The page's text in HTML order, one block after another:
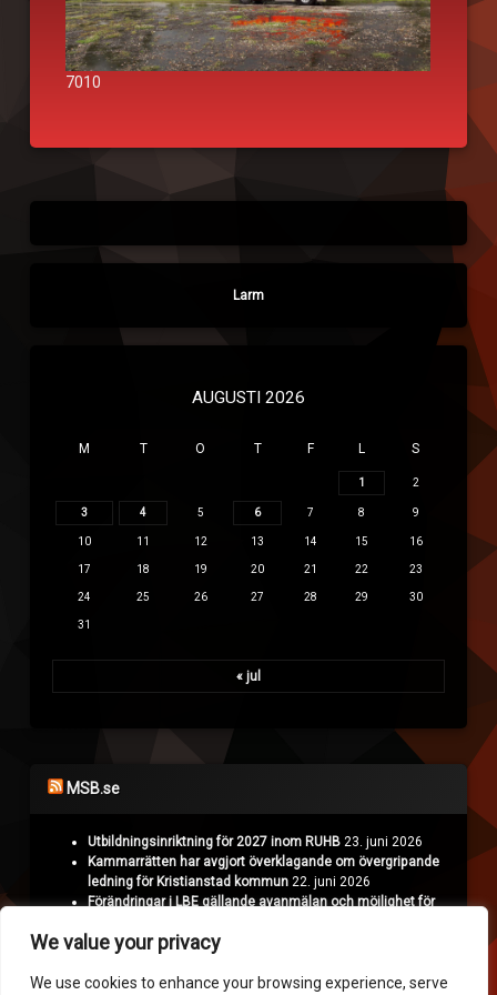
We value your privacy
We use cookies to enhance your browsing experience, serve
7010
Larm
AUGUSTI 2026
M T O T F L S
1 2
3 4 5 6 7 8 9
10 11 12 13 14 15 16
17 18 19 20 21 22 23
24 25 26 27 28 29 30
31
« jul
MSB.se
Utbildningsinriktning för 2027 inom RUHB 23. juni 2026
Kammarrätten har avgjort överklagande om övergripande
ledning för Kristianstad kommun 22. juni 2026
Förändringar i LBE gällande avanmälan och möjlighet för
Projekt Nyman: Räddningstjänsten hämtar erfarenheter i